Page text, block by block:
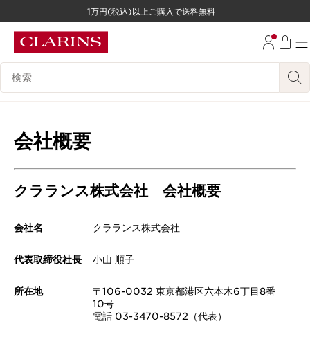
コンテンツへ移動
1万円(税込)以上ご購入で送料無料
検索候補
会社概要
クラランス株式会社 会社概要
会社名 クラランス株式会社
代表取締役社長 小山 順子
所在地
〒106-0032 東京都港区六本木6丁目8番
10号
電話 03-3470-8572（代表）